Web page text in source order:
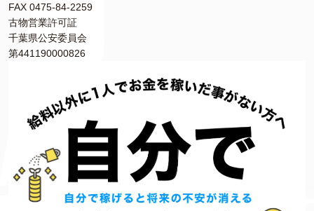
FAX 0475-84-2259
古物営業許可証
千葉県公安委員会
第441190000826